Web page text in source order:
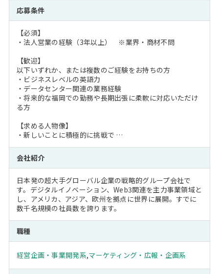
応募条件
【必須】
・法人営業の経験（3年以上） ※業界・商材不問
【歓迎】
以下いずれか、または複数のご経験をお持ちの方
・ビジネスレベルの英語力
・データセンター関連の業務経験
・将来的な福岡での勤務や長期出張に柔軟に対応いただけ
る方
【求める人物像】
・新しいことに積極的に挑戦で …
会社紹介
日本発の超大手グローバル企業の戦略的グループ会社で
す。デジタルイノベーション、Web3関連を主力事業領域と
し、アメリカ、アジア、欧州を拠点に世界に展開。すでに
数千名規模の社員数を誇ります。
職種
経営企画・事業開発系,マーケティング・広報・企画系